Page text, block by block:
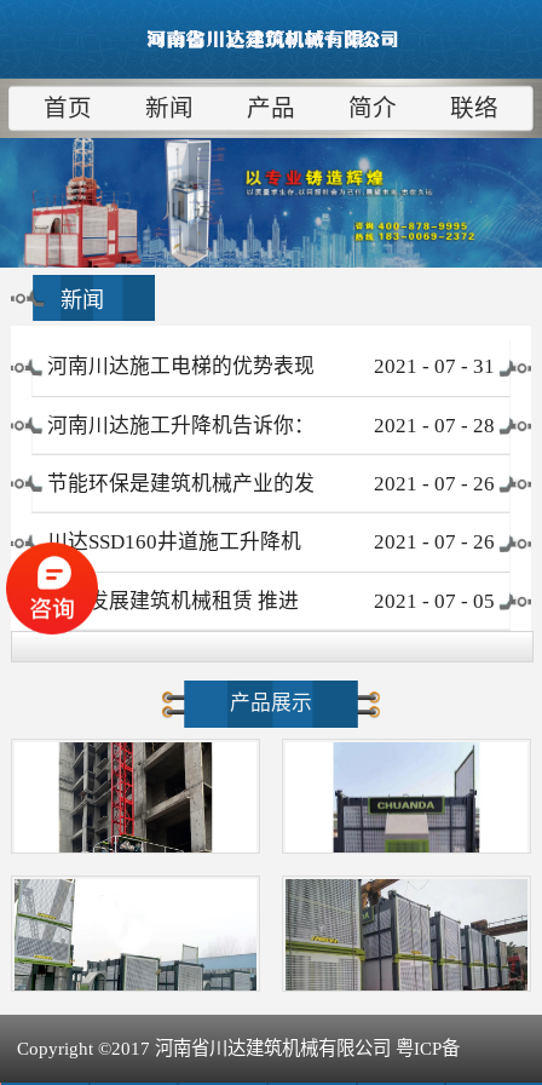
首页 新闻 产品 简介 联络
新闻
河南川达施工电梯的优势表现
在哪些方面
2021 - 07 - 31
河南川达施工升降机告诉你：
为什么租赁比采购更合算
2021 - 07 - 28
节能环保是建筑机械产业的发
展趋势
2021 - 07 - 26
川达SSD160井道施工升降机
介绍
2021 - 07 - 26
大力发展建筑机械租赁 推进
新型建筑工业化进程
2021 - 07 - 05
产品展示
Copyright ©2017 河南省川达建筑机械有限公司 粤ICP备